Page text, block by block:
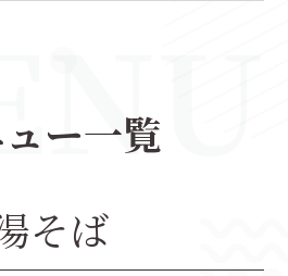
ー一覧
そば